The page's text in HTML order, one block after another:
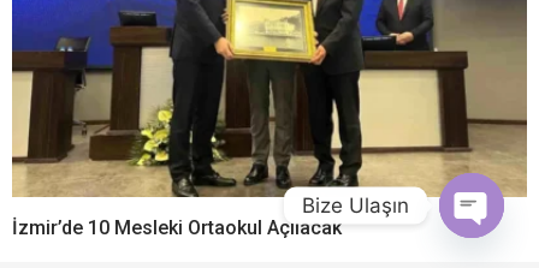
İzmir’de 10 Mesleki Ortaokul Açılacak
Bize Ulaşın